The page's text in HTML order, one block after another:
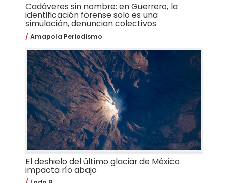
Cadáveres sin nombre: en Guerrero, la
identificación forense solo es una
simulación, denuncian colectivos
Amapola Periodismo
El deshielo del último glaciar de México
impacta río abajo